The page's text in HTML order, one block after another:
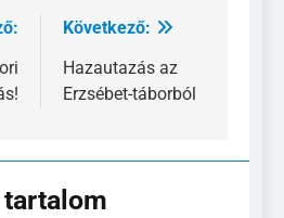
Következő:
Hazautazás az
Erzsébet-táborból